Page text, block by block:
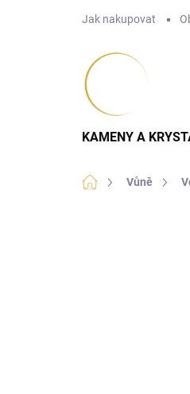
Jak nakupovat
KAMENY A
Domů Vůně